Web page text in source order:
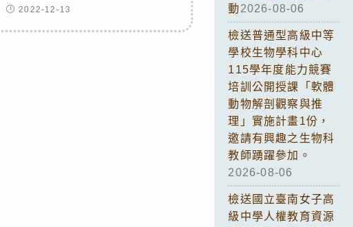
2022-12-13
動 2026-08-06
檢送普通型高級中等
學校生物學科中心
115學年度能力競賽
培訓公開授課「軟體
動物解剖觀察與推
理」實施計畫1份，
邀請有興趣之生物科
教師踴躍參加。
2026-08-06
檢送國立臺南女子高
級中學人權教育資源